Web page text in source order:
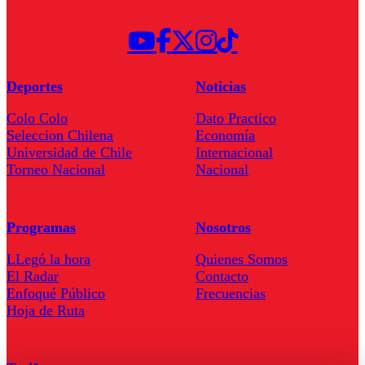
Deportes
Colo Colo
Seleccion Chilena
Universidad de Chile
Torneo Nacional
Noticias
Dato Practico
Economía
Internacional
Nacional
Programas
LLegó la hora
El Radar
Enfoqué Público
Hoja de Ruta
Nosotros
Quienes Somos
Contacto
Frecuencias